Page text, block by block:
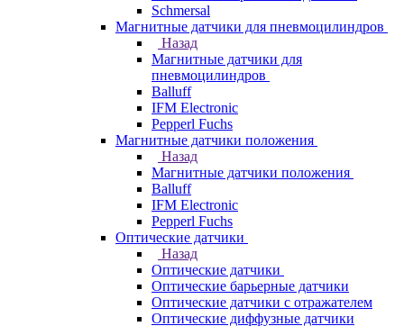
Schmersal
Магнитные датчики для пневмоцилиндров
Назад
Магнитные датчики для
пневмоцилиндров
Balluff
IFM Electronic
Pepperl Fuchs
Магнитные датчики положения
Назад
Магнитные датчики положения
Balluff
IFM Electronic
Pepperl Fuchs
Оптические датчики
Назад
Оптические датчики
Оптические барьерные датчики
Оптические датчики с отражателем
Оптические диффузные датчики